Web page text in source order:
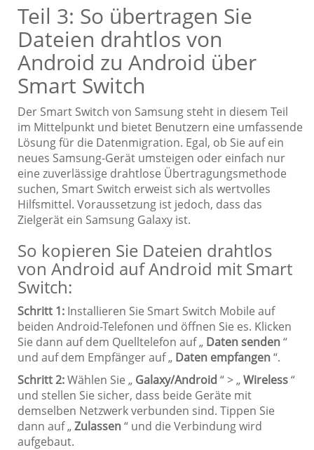
Teil 3: So übertragen Sie
Dateien drahtlos von
Android zu Android über
Smart Switch
Der Smart Switch von Samsung steht in diesem Teil
im Mittelpunkt und bietet Benutzern eine umfassende
Lösung für die Datenmigration. Egal, ob Sie auf ein
neues Samsung-Gerät umsteigen oder einfach nur
eine zuverlässige drahtlose Übertragungsmethode
suchen, Smart Switch erweist sich als wertvolles
Hilfsmittel. Voraussetzung ist jedoch, dass das
Zielgerät ein Samsung Galaxy ist.
So kopieren Sie Dateien drahtlos
von Android auf Android mit Smart
Switch:
Schritt 1: Installieren Sie Smart Switch Mobile auf
beiden Android-Telefonen und öffnen Sie es. Klicken
Sie dann auf dem Quelltelefon auf „ Daten senden“
und auf dem Empfänger auf „ Daten empfangen“.
Schritt 2:Wählen Sie „ Galaxy/Android “ > „Wireless“
und stellen Sie sicher, dass beide Geräte mit
demselben Netzwerk verbunden sind. Tippen Sie
dann auf „Zulassen“ und die Verbindung wird
aufgebaut.